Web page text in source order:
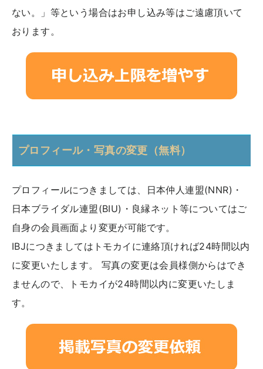
ない。」等という場合はお申し込み等はご遠慮頂いて
おります。
プロフィール・写真の変更（無料）
プロフィールにつきましては、日本仲人連盟(NNR)・
日本ブライダル連盟(BIU)・良縁ネット等についてはご
自身の会員画面より変更が可能です。
IBJにつきましてはトモカイに連絡頂ければ24時間以内
に変更いたします。 写真の変更は会員様側からはでき
ませんので、トモカイが24時間以内に変更いたしま
す。